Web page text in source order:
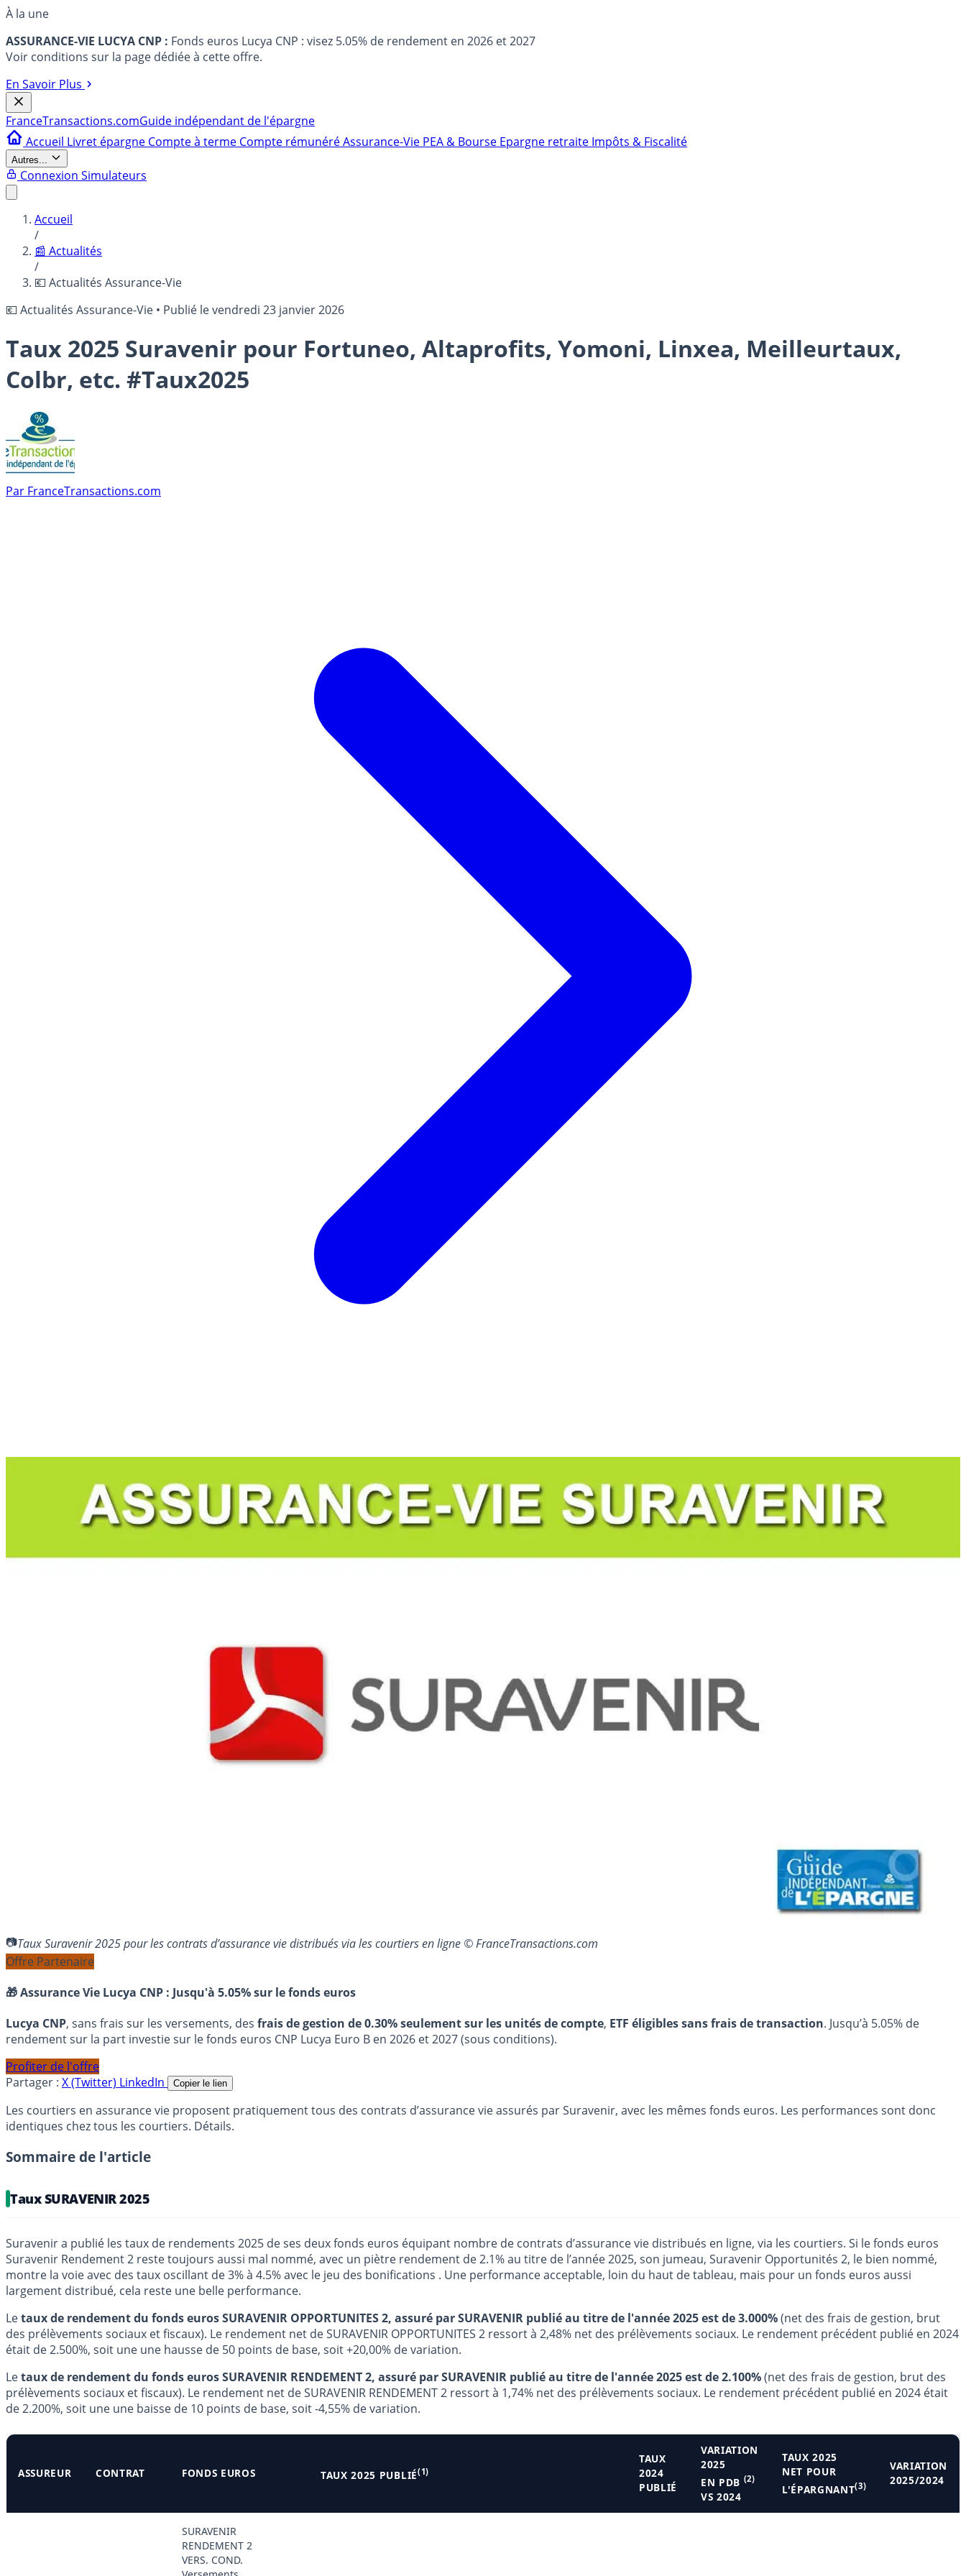
À la une
ASSURANCE-VIE LUCYA CNP : Fonds euros Lucya CNP : visez 5.05% de rendement en 2026 et 2027
Voir conditions sur la page dédiée à cette offre.
En Savoir Plus
FranceTransactions.comGuide indépendant de l'épargne
Accueil Livret épargne Compte à terme Compte rémunéréAssurance-Vie PEA & Bourse Epargne retraite Impôts & Fiscalité
Autres...
Connexion Simulateurs
Accueil
/
📰 Actualités
/
💶 Actualités Assurance-Vie
💶 Actualités Assurance-Vie • Publié levendredi 23 janvier 2026
Taux 2025 Suravenir pour Fortuneo, Altaprofits, Yomoni, Linxea, Meilleurtaux,
Colbr, etc. #Taux2025
Par FranceTransactions.com
Taux Suravenir 2025 pour les contrats d’assurance vie distribués via les courtiers en ligne © FranceTransactions.com
Offre Partenaire
🎁 Assurance Vie Lucya CNP : Jusqu'à 5.05% sur le fonds euros
Lucya CNP, sans frais sur les versements, des frais de gestion de 0.30% seulement sur les unités de compte, ETF éligibles sans frais de transaction. Jusqu’à 5.05% de
rendement sur la part investie sur le fonds euros CNP Lucya Euro B en 2026 et 2027 (sous conditions).
Profiter de l'offre
Partager : X (Twitter) LinkedIn Copier le lien
Les courtiers en assurance vie proposent pratiquement tous des contrats d’assurance vie assurés par Suravenir, avec les mêmes fonds euros. Les performances sont donc
identiques chez tous les courtiers. Détails.
Sommaire de l'article
Taux SURAVENIR 2025
Suravenir a publié les taux de rendements 2025 de ses deux fonds euros équipant nombre de contrats d’assurance vie distribués en ligne, via les courtiers. Si le fonds euros
Suravenir Rendement 2 reste toujours aussi mal nommé, avec un piètre rendement de 2.1% au titre de l’année 2025, son jumeau, Suravenir Opportunités 2, le bien nommé,
montre la voie avec des taux oscillant de 3% à 4.5% avec le jeu des bonifications . Une performance acceptable, loin du haut de tableau, mais pour un fonds euros aussi
largement distribué, cela reste une belle performance.
Letaux de rendement du fonds euros SURAVENIR OPPORTUNITES 2, assuré par SURAVENIR publié au titre de l'année 2025 est de 3.000%(net des frais de gestion, brut
des prélèvements sociaux et fiscaux). Le rendement net de SURAVENIR OPPORTUNITES 2 ressort à 2,48% net des prélèvements sociaux. Le rendement précédent publié en 2024
était de 2.500%, soit une une hausse de 50 points de base, soit +20,00% de variation.
Letaux de rendement du fonds euros SURAVENIR RENDEMENT 2, assuré par SURAVENIR publié au titre de l'année 2025 est de 2.100%(net des frais de gestion, brut des
prélèvements sociaux et fiscaux). Le rendement net de SURAVENIR RENDEMENT 2 ressort à 1,74% net des prélèvements sociaux. Le rendement précédent publié en 2024 était
de 2.200%, soit une une baisse de 10 points de base, soit -4,55% de variation.
ASSUREUR CONTRAT FONDS EUROS TAUX 2025 PUBLIÉ(1)
TAUX
2024
PUBLIÉ
VARIATION
2025
EN PDB (2)
VS 2024
TAUX 2025
NET POUR
L'ÉPARGNANT(3)
VARIATION
2025/2024
SURAVENIR
RENDEMENT 2
VERS. COND.